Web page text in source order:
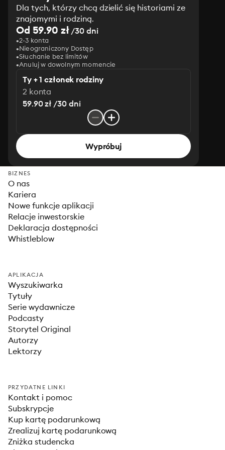
Dla tych, którzy chcą dzielić się historiami ze
znajomymi i rodziną.
Od 59.90 zł/30 dni
2-3 konta
Nieograniczony Dostęp
Słuchanie bez limitów
Anuluj w dowolnym momencie
Ty + 1 członek rodziny
2 konta
59.90 zł /30 dni
Wypróbuj
BIZNES
O nas
Kariera
Nowe funkcje aplikacji
Relacje inwestorskie
Deklaracja dostępności
Whistleblow
APLIKACJA
Wyszukiwarka
Tytuły
Serie wydawnicze
Podcasty
Storytel Original
Autorzy
Lektorzy
PRZYDATNE LINKI
Kontakt i pomoc
Subskrypcje
Kup kartę podarunkową
Zrealizuj kartę podarunkową
Zniżka studencka